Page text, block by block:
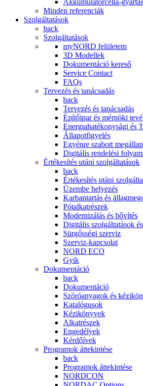
Akkumulátorcella-gyártás
Minden referenciák
Szolgáltatások
back
Szolgáltatások
myNORD felületem
3D Modellek
Dokumentáció kereső
Service Contact
FAQs
Tervezés és tanácsadás
back
Tervezés és tanácsadás
Építőipar és mérnöki
Energiahatékonysági és
Állapotfigyelés
Egyénre szabott
Digitális rendelési
Értékesítés utáni szolgáltatások
back
Értékesítés utáni
Üzembe helyezés
Karbantartás és
Pótalkatrészek
Modernizálás és bővítés
Digitális szolgáltatások
Sürgősségi szerviz
Szerviz-kapcsolat
NORD ECO
Gyik
Dokumentáció
back
Dokumentáció
Szóróanyagok és
Katalógusok
Kézikönyvek
Alkatrészek
Engedélyek
Kérdőívek
Programok áttekintése
back
Programok áttekintése
NORDCON